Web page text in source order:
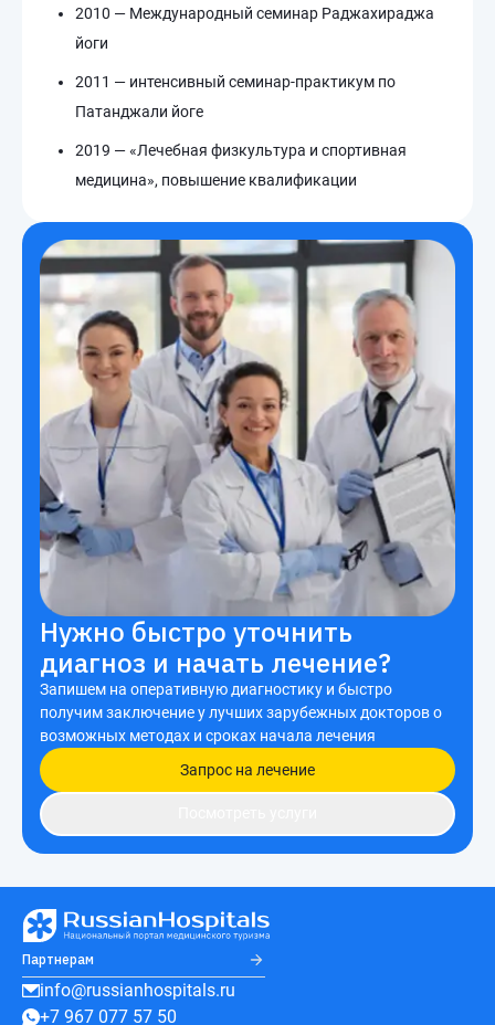
2010 — Международный семинар Раджахираджа
йоги
2011 — интенсивный семинар-практикум по
Патанджали йоге
2019 — «Лечебная физкультура и спортивная
медицина», повышение квалификации
Нужно быстро уточнить
диагноз и начать лечение?
Запишем на оперативную диагностику и быстро
получим заключение у лучших зарубежных докторов о
возможных методах и сроках начала лечения
Запрос на лечение
Партнерам
info@russianhospitals.ru
+7 967 077 57 50